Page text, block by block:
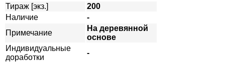
Тираж [экз.]
200
Наличие
-
Примечание
На деревянной
основе
Индивидуальные
доработки
-